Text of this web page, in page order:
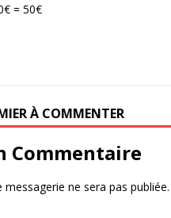
= 50€
À COMMENTER
Commentaire
messagerie ne sera pas publiée.